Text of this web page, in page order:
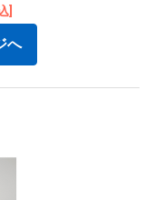
]
へ